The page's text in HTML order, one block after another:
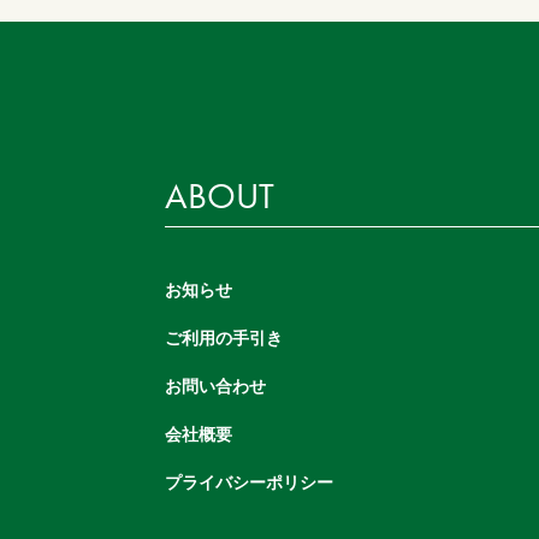
ABOUT
お知らせ
ご利用の手引き
お問い合わせ
会社概要
プライバシーポリシー